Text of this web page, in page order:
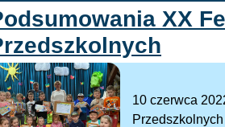
XX
10 czerwca